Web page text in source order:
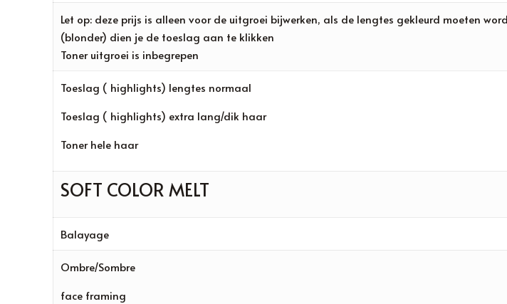
Let op: deze prijs is alleen voor de uitgroei bijwerken, als de lengtes gekleurd moeten
(blonder) dien je de toeslag aan te klikken
Toner uitgroei is inbegrepen
Toeslag ( highlights) lengtes normaal
Toeslag ( highlights) extra lang/dik haar
Toner hele haar
SOFT COLOR MELT
Balayage
Ombre/Sombre
face framing